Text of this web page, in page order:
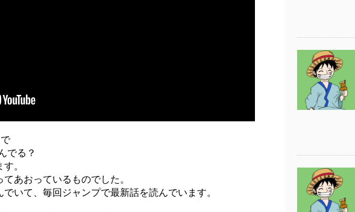
でる？
。
あおっているものでした。
いて、毎回ジャンプで最新話を読んでいます。